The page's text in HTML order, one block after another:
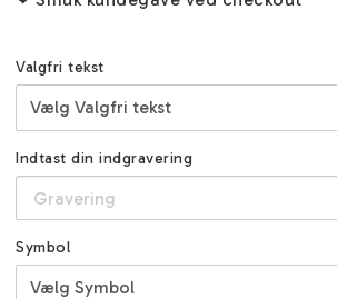
Valgfri tekst
Indtast din indgravering
Symbol